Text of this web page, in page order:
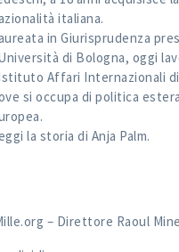
italiana.
in Giurisprudenza
di Bologna, oggi
Affari Internazionali di
si occupa di politica estera
la storia di Anja Palm.
– Direttore Raoul